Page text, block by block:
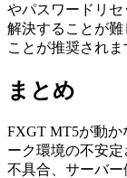
やパスワードリ
解決することが
ことが推奨されま
まとめ
FXGT MT5が動
ーク環境の不安
不具合、サーバ